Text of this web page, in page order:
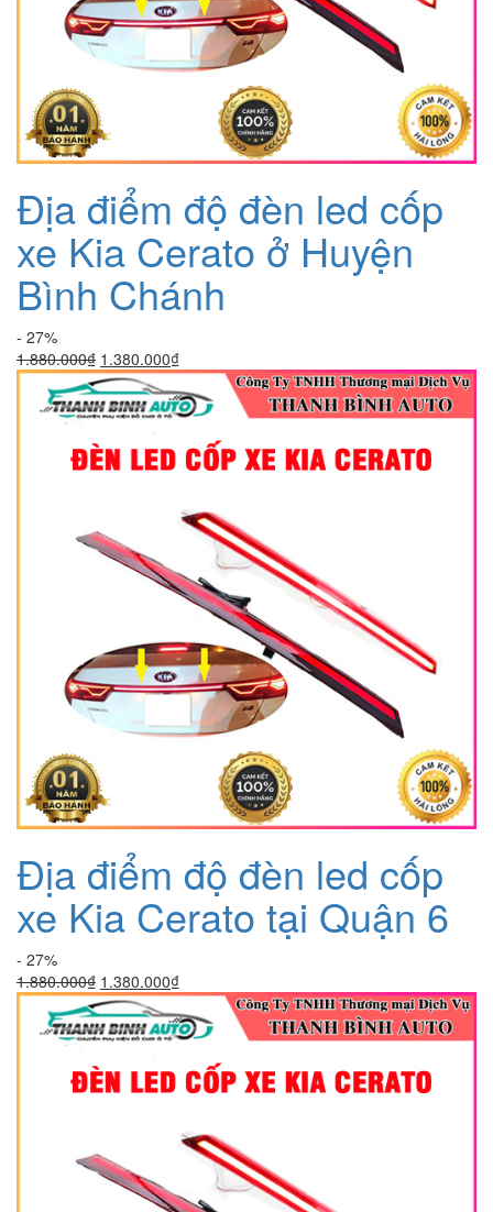
Địa điểm độ đèn led cốp
xe Kia Cerato ở Huyện
Bình Chánh
- 27%
1.880.000₫ Giá
gốc
là:
1.880.000₫.
1.380.000₫Giá
hiện
tại
là:
1.380.000₫.
Địa điểm độ đèn led cốp
xe Kia Cerato tại Quận 6
- 27%
1.880.000₫ Giá
gốc
là:
1.880.000₫.
1.380.000₫Giá
hiện
tại
là:
1.380.000₫.